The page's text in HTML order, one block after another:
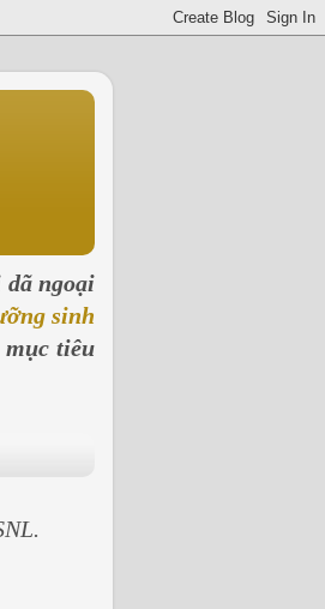
ngoại
sinh
tiêu